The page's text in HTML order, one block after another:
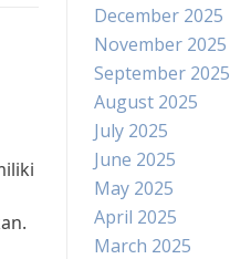
December 2025
November 2025
September 2025
August 2025
July 2025
June 2025
May 2025
April 2025
March 2025